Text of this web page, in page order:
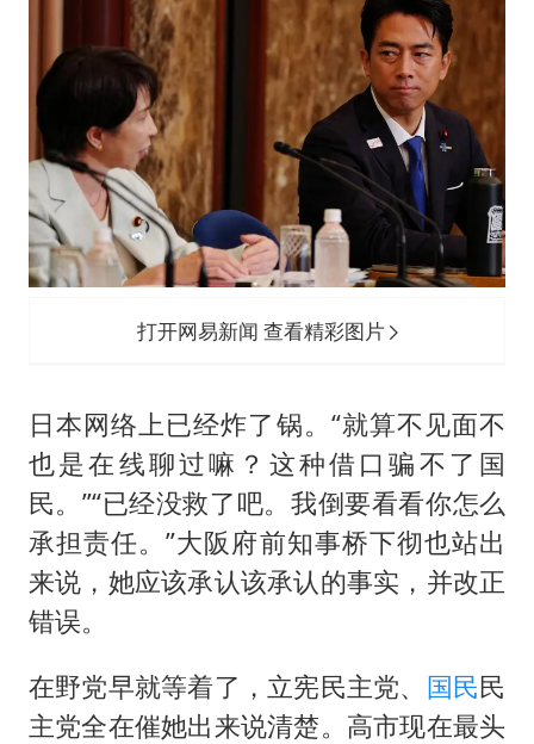
打开网易新闻 查看精彩图片
日本网络上已经炸了锅。“就算不见面不
也是在线聊过嘛？这种借口骗不了国
民。”“已经没救了吧。我倒要看看你怎么
承担责任。”大阪府前知事桥下彻也站出
来说，她应该承认该承认的事实，并改正
错误。
在野党早就等着了，立宪民主党、 国民民
主党全在催她出来说清楚。高市现在最头